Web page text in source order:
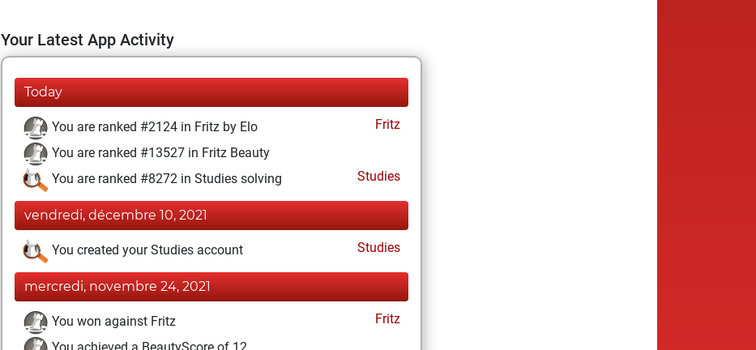
Your Latest App Activity
Today
You are ranked #2124 in Fritz by Elo
Fritz
You are ranked #13527 in Fritz Beauty
You are ranked #8272 in Studies solving
Studies
vendredi, décembre 10, 2021
You created your Studies account Studies
mercredi, novembre 24, 2021
You won against Fritz
Fritz